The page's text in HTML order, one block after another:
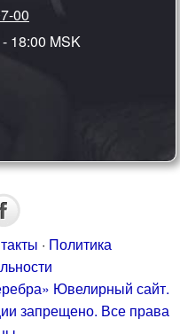
00
18:00 MSK
· Политика
Ювелирный сайт.
запрещено. Все права